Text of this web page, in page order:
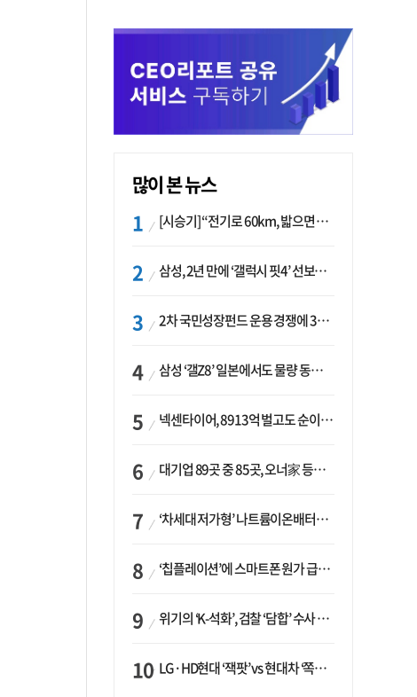
많이 본 뉴스
[시승기] “전기로 60km, 밟으면 462마력”…볼보 XC60 T8의 두 얼굴
삼성, 2년 만에 ‘갤럭시 핏4’ 선보이나…웨어러블 생태계 확장 ‘시동’
2차 국민성장펀드 운용 경쟁에 33개사 몰렸다…신한·하나 등 새 얼굴 대거 합류
삼성 ‘갤Z8’ 일본에서도 물량 동났다…애플 참전 앞두고 선두 수성 ‘시험대’
넥센타이어, 8913억 벌고도 순이익 2억…유럽 세부담에 이익 증발
대기업 89곳 중 85곳, 오너家 등기임원 겸직…BS 46곳·SM 45곳 ‘족벌경영’ 고착화
‘차세대 저가형’ 나트륨이온배터리 시대 오나…LG화학·에코프로, 상용화 속도낸다
‘칩플레이션’에 스마트폰 원가 급등…삼성전자, ‘엑시노스’ 채택 확대하나
위기의 ‘K-석화’, 검찰 ‘담합’ 수사 착수…“LG·한화·롯데 등 7개 업체, 8개 제품 가격 담합”
LG·HD현대 ‘잭팟’ vs 현대차 ‘쪽박’…글로벌 사모펀드, 韓 대기업 투자 ‘희비’